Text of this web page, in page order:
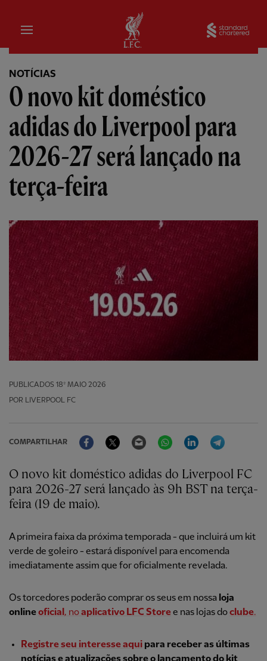
Inicial
NOTÍCIAS
O novo kit doméstico
adidas do Liverpool para
2026-27 será lançado na
terça-feira
PUBLICADOS 18º MAIO 2026
POR LIVERPOOL FC
COMPARTILHAR
FacebookTwitter Email WhatsAppLinkedIn
O novo kit doméstico adidas do Liverpool FC
para 2026-27 será lançado às 9h BST na terça-
feira (19 de maio).
A primeira faixa da próxima temporada - que incluirá um kit
verde de goleiro - estará disponível para encomenda
imediatamente assim que for oficialmente revelada.
Os torcedores poderão comprar os seus em nossa loja
onlineoficial , noaplicativo LFC Storee nas lojas doclube.
Registre seu interesse aqui para receber as últimas